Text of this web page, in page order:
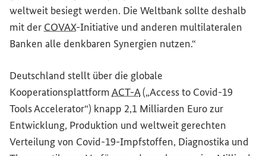
weltweit besiegt werden. Die Weltbank sollte deshalb
mit der COVAX-Initiative und anderen multilateralen
Banken alle denkbaren Synergien nutzen.“
Deutschland stellt über die globale
KooperationsplattformACT-A(„Access to Covid-19
Tools Accelerator“) knapp 2,1 Milliarden Euro zur
Entwicklung, Produktion und weltweit gerechten
Verteilung von Covid-19-Impfstoffen, Diagnostika und